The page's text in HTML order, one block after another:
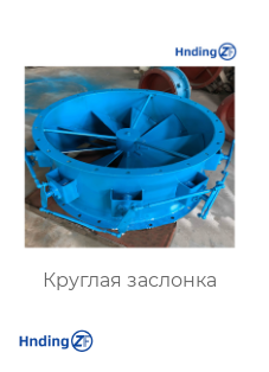
безопасности
Круглая заслонка